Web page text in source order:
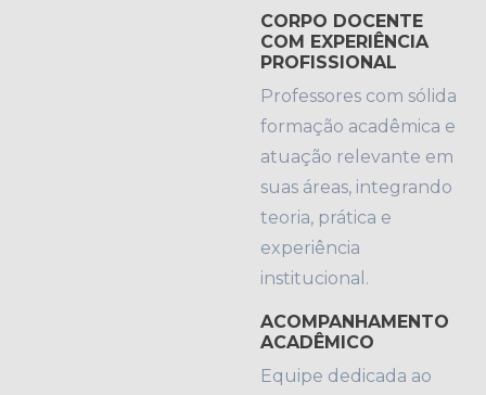
CORPO DOCENTE
COM EXPERIÊNCIA
PROFISSIONAL
Professores com sólida
formação acadêmica e
atuação relevante em
suas áreas, integrando
teoria, prática e
experiência
institucional.
ACOMPANHAMENTO
ACADÊMICO
Equipe dedicada ao